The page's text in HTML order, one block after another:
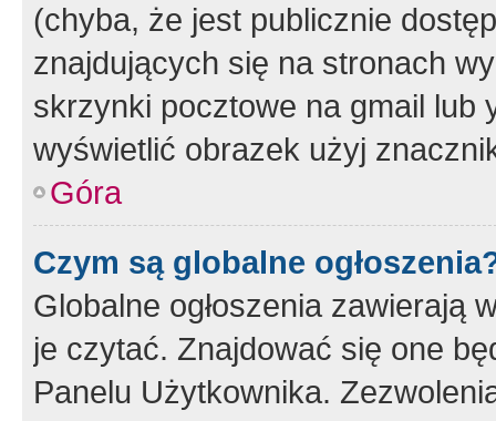
(chyba, że jest publicznie
znajdujących się na stronach
skrzynki pocztowe na gmail lub
wyświetlić obrazek użyj
Góra
Czym są globalne
Globalne ogłoszenia zawierają
je czytać. Znajdować się one
Panelu Użytkownika.